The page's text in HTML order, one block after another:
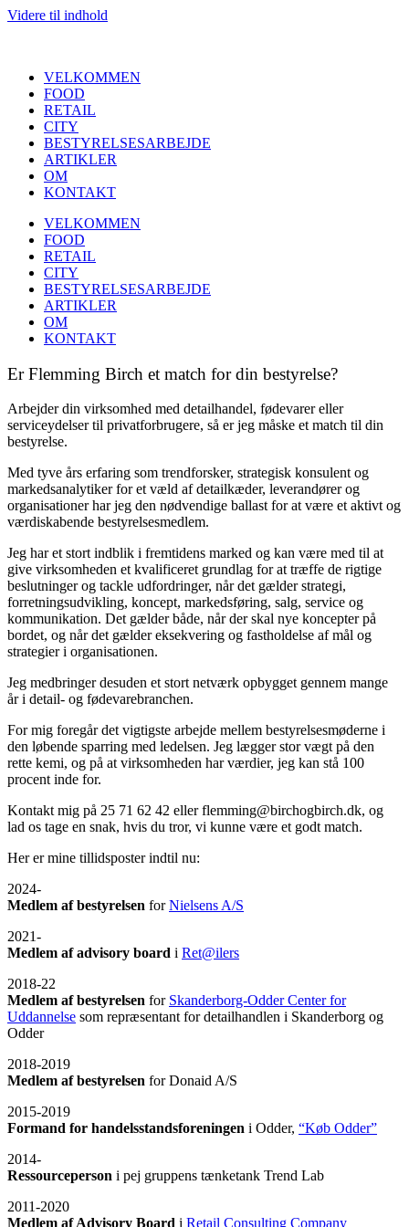
Videre til indhold
VELKOMMEN
FOOD
RETAIL
CITY
BESTYRELSESARBEJDE
ARTIKLER
OM
KONTAKT
VELKOMMEN
FOOD
RETAIL
CITY
BESTYRELSESARBEJDE
ARTIKLER
OM
KONTAKT
Er Flemming Birch et match for din bestyrelse?
Arbejder din virksomhed med detailhandel, fødevarer eller
serviceydelser til privatforbrugere, så er jeg måske et match til din
bestyrelse.
Med tyve års erfaring som trendforsker, strategisk konsulent og
markedsanalytiker for et væld af detailkæder, leverandører og
organisationer har jeg den nødvendige ballast for at være et aktivt og
værdiskabende bestyrelsesmedlem.
Jeg har et stort indblik i fremtidens marked og kan være med til at
give virksomheden et kvalificeret grundlag for at træffe de rigtige
beslutninger og tackle udfordringer, når det gælder strategi,
forretningsudvikling, koncept, markedsføring, salg, service og
kommunikation. Det gælder både, når der skal nye koncepter på
bordet, og når det gælder eksekvering og fastholdelse af mål og
strategier i organisationen.
Jeg medbringer desuden et stort netværk opbygget gennem mange
år i detail- og fødevarebranchen.
For mig foregår det vigtigste arbejde mellem bestyrelsesmøderne i
den løbende sparring med ledelsen. Jeg lægger stor vægt på den
rette kemi, og på at virksomheden har værdier, jeg kan stå 100
procent inde for.
Kontakt mig på 25 71 62 42 eller flemming@birchogbirch.dk, og
lad os tage en snak, hvis du tror, vi kunne være et godt match.
Her er mine tillidsposter indtil nu:
2024-
Medlem af bestyrelsen forNielsens A/S
2021-
Medlem af advisory board i Ret@ilers
2018-22
Medlem af bestyrelsen for Skanderborg-Odder Center for
Uddannelse som repræsentant for detailhandlen i Skanderborg og
Odder
2018-2019
Medlem af bestyrelsen for Donaid A/S
2015-2019
Formand for handelsstandsforeningen i Odder, “Køb Odder”
2014-
Ressourceperson i pej gruppens tænketank Trend Lab
2011-2020
Medlem af Advisory Board i Retail Consulting Company